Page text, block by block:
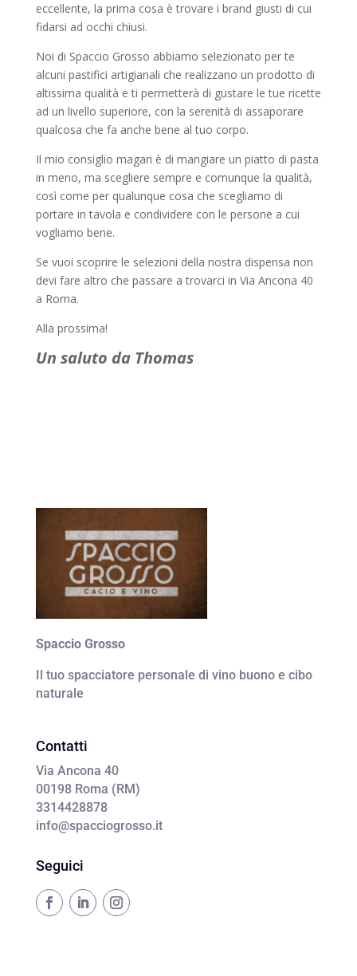
eccellente, la prima cosa è trovare i brand giusti di cui
fidarsi ad occhi chiusi.
Noi di Spaccio Grosso abbiamo selezionato per te
alcuni pastifici artigianali che realizzano un prodotto di
altissima qualità e ti permetterà di gustare le tue ricette
ad un livello superiore, con la serenità di assaporare
qualcosa che fa anche bene al tuo corpo.
Il mio consiglio magari è di mangiare un piatto di pasta
in meno, ma scegliere sempre e comunque la qualità,
così come per qualunque cosa che scegliamo di
portare in tavola e condividere con le persone a cui
vogliamo bene.
Se vuoi scoprire le selezioni della nostra dispensa non
devi fare altro che passare a trovarci in Via Ancona 40
a Roma.
Alla prossima!
Un saluto da Thomas
Spaccio Grosso
Il tuo spacciatore personale di vino buono e cibo
naturale
Contatti
Via Ancona 40
00198 Roma (RM)
3314428878
info@spacciogrosso.it
Seguici